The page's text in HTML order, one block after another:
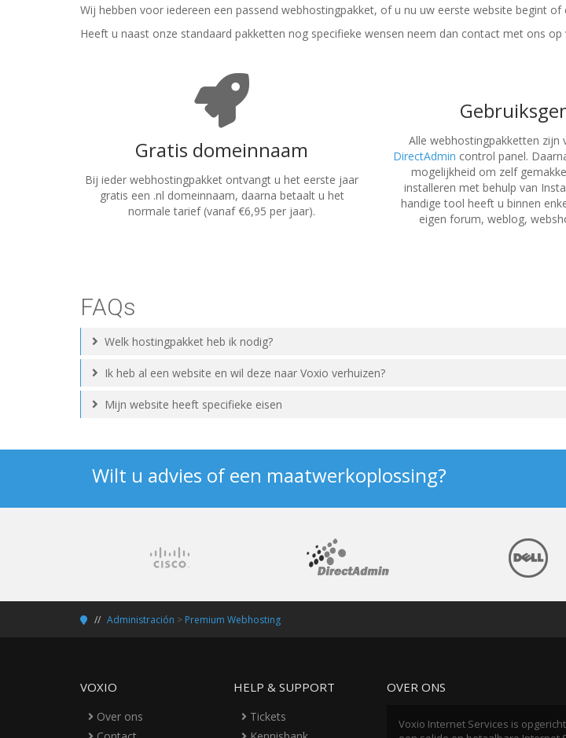
Wij hebben voor iedereen een passend webhostingpakket, of u nu uw eerste website begint
Heeft u naast onze standaard pakketten nog specifieke wensen neem dan contact met ons
Gratis domeinnaam
Bij ieder webhostingpakket ontvangt u het eerste jaar
gratis een .nl domeinnaam, daarna betaalt u het
normale tarief (vanaf €6,95 per jaar).
Alle webhostingpakketten zijn
DirectAdmin control panel.
mogelijkheid om zelf
installeren met behulp van
handige tool heeft u binnen
eigen forum, weblog,
FAQs
Welk hostingpakket heb ik nodig?
Ik heb al een website en wil deze naar Voxio verhuizen?
Mijn website heeft specifieke eisen
Wilt u advies of een maatwerkoplossing?
Administración > Premium Webhosting
VOXIO
Over ons
HELP & SUPPORT
Tickets
OVER ONS
Voxio Internet Services is